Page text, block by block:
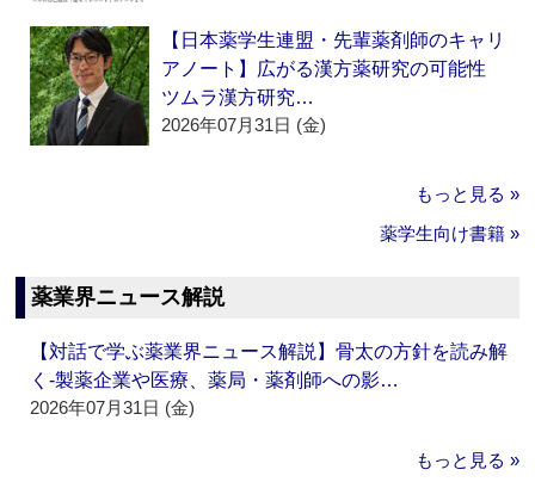
【日本薬学生連盟・先輩薬剤師のキャリ
アノート】広がる漢方薬研究の可能性
ツムラ漢方研究…
2026年07月31日 (金)
もっと見る »
薬学生向け書籍 »
薬業界ニュース解説
【対話で学ぶ薬業界ニュース解説】骨太の方針を読み解
く‐製薬企業や医療、薬局・薬剤師への影…
2026年07月31日 (金)
もっと見る »